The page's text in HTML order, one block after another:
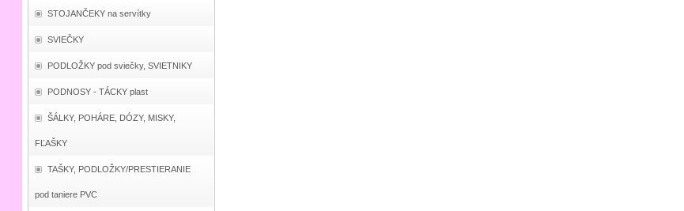
STOJANČEKY na servítky
SVIEČKY
PODLOŽKY pod sviečky, SVIETNIKY
PODNOSY - TÁCKY plast
ŠÁLKY, POHÁRE, DÓZY, MISKY,
FĽAŠKY
TAŠKY, PODLOŽKY/PRESTIERANIE
pod taniere PVC